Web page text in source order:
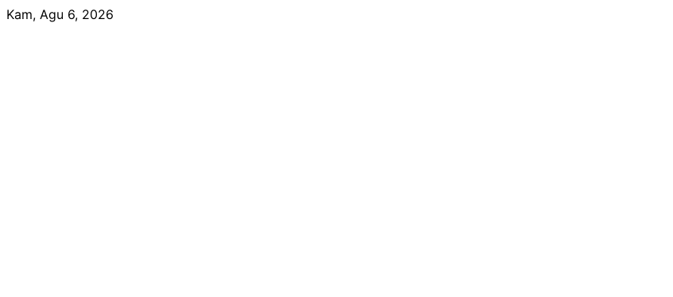
Skip
Kam, Agu 6, 2026